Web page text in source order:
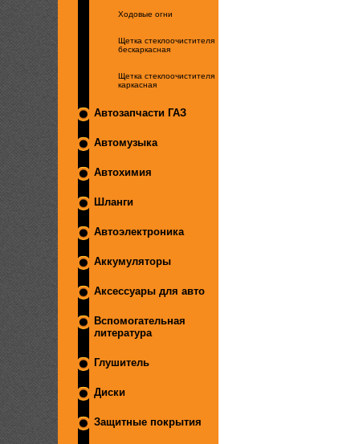
Ходовые огни
Щетка стеклоочистителя
бескаркасная
Щетка стеклоочистителя
каркасная
Автозапчасти ГАЗ
Автомузыка
Автохимия
Шланги
Автоэлектроника
Аккумуляторы
Аксессуары для авто
Вспомогательная
литература
Глушитель
Диски
Защитные покрытия